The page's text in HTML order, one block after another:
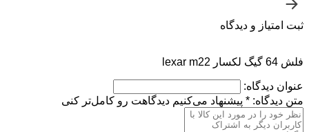
ثبت امتیاز و دیدگاه
فلش 64 گیگ لکسار lexar m22
عنوان دیدگاه:
متن دیدگاه: * پیشنهاد می‌کنیم دیدگاهت رو کامل‌تر کنی